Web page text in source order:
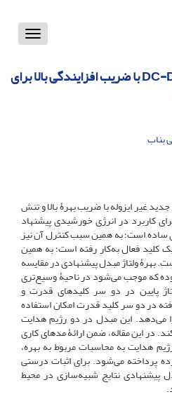
Toggle
ارائۀ یک مبدل غیر ایزولۀ DC-DC با ضریب افزایندگی بالا برای
بناب
در این مقاله، یک مبدل DC-DC جدید غیر ایزوله با ضریب بهرۀ بالا و تنش
کاربرد در انرژی‌ خورشیدی پیشنهاد
است؛ به همین سبب کنترل آن نیز
کلید فعال به‌کار رفته است؛ به همین
بهرۀ ولتاژ مبدل پیشنهادی در مقایسه
بوده که موجب می‌شود در ناحیۀ وسیع‌تری
پایین در دو سر کلیدهای قدرت و
در دو سر کلید قدرت امکان استفاده
را می‌دهد. این مبدل در دو رژیم هدایت
در این مقاله، ضمن ارائۀ مدهای کاری
هدایت به محاسبات مربوط به بهره،
پرداخته می‌شود. برای اثبات درستی
نتایج شبیه‌سازی در محیط